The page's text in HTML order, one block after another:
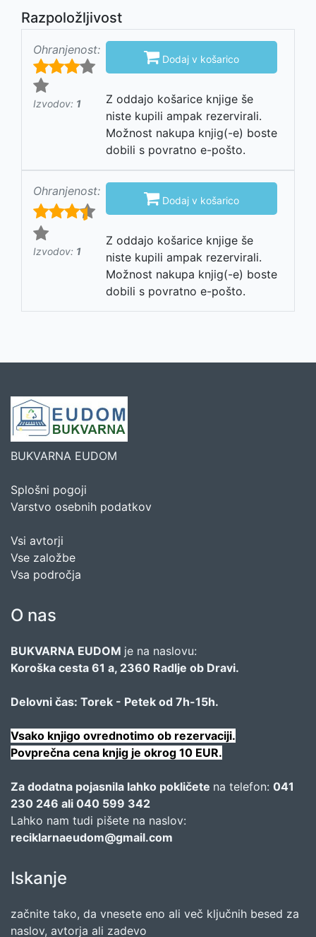
Razpoložljivost
Ohranjenost:
Izvodov: 1
 Dodaj v košarico
Z oddajo košarice knjige še
niste kupili ampak rezervirali.
Možnost nakupa knjig(-e) boste
dobili s povratno e-pošto.
Ohranjenost:
Izvodov: 1
 Dodaj v košarico
Z oddajo košarice knjige še
niste kupili ampak rezervirali.
Možnost nakupa knjig(-e) boste
dobili s povratno e-pošto.
BUKVARNA EUDOM
Splošni pogoji
Varstvo osebnih podatkov
Vsi avtorji
Vse založbe
Vsa področja
O nas
BUKVARNA EUDOM je na naslovu:
Koroška cesta 61 a, 2360 Radlje ob Dravi.
Delovni čas: Torek - Petek od 7h-15h.
Vsako knjigo ovrednotimo ob rezervaciji.
Povprečna cena knjig je okrog 10 EUR.
Za dodatna pojasnila lahko pokličete na telefon: 041
230 246 ali 040 599 342
Lahko nam tudi pišete na naslov:
reciklarnaeudom@gmail.com
Iskanje
začnite tako, da vnesete eno ali več ključnih besed za
naslov, avtorja ali zadevo